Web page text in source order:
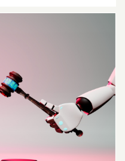
Haftung für
KI-Chatbots